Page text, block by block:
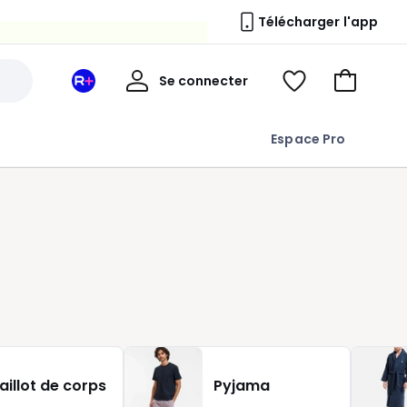
Télécharger l'app
Espace Pro
Mon
Se connecter
Mon
Voir
Aller
de corps Pyjama